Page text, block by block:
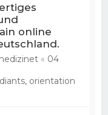
online
« 04
orientation